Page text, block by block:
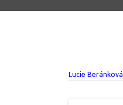
Lucie Beránková